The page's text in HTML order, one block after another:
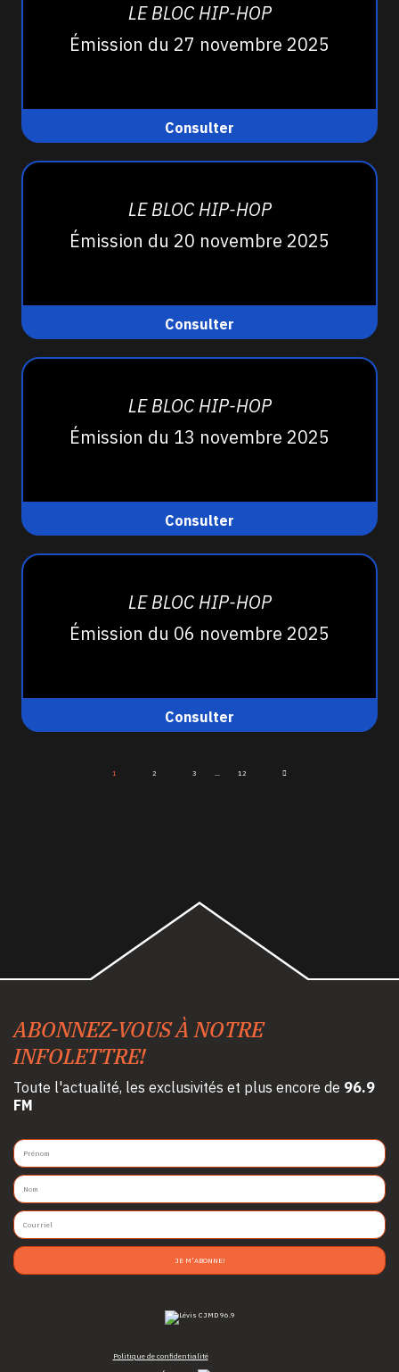
LE BLOC HIP-HOP
Émission du 27 novembre 2025
Consulter
LE BLOC HIP-HOP
Émission du 20 novembre 2025
Consulter
LE BLOC HIP-HOP
Émission du 13 novembre 2025
Consulter
LE BLOC HIP-HOP
Émission du 06 novembre 2025
Consulter
1 2 3 ... 12
ABONNEZ-VOUS À NOTRE
INFOLETTRE!
Toute l'actualité, les exclusivités et plus encore de 96.9
FM
JE M'ABONNE!
Politique de confidentialité